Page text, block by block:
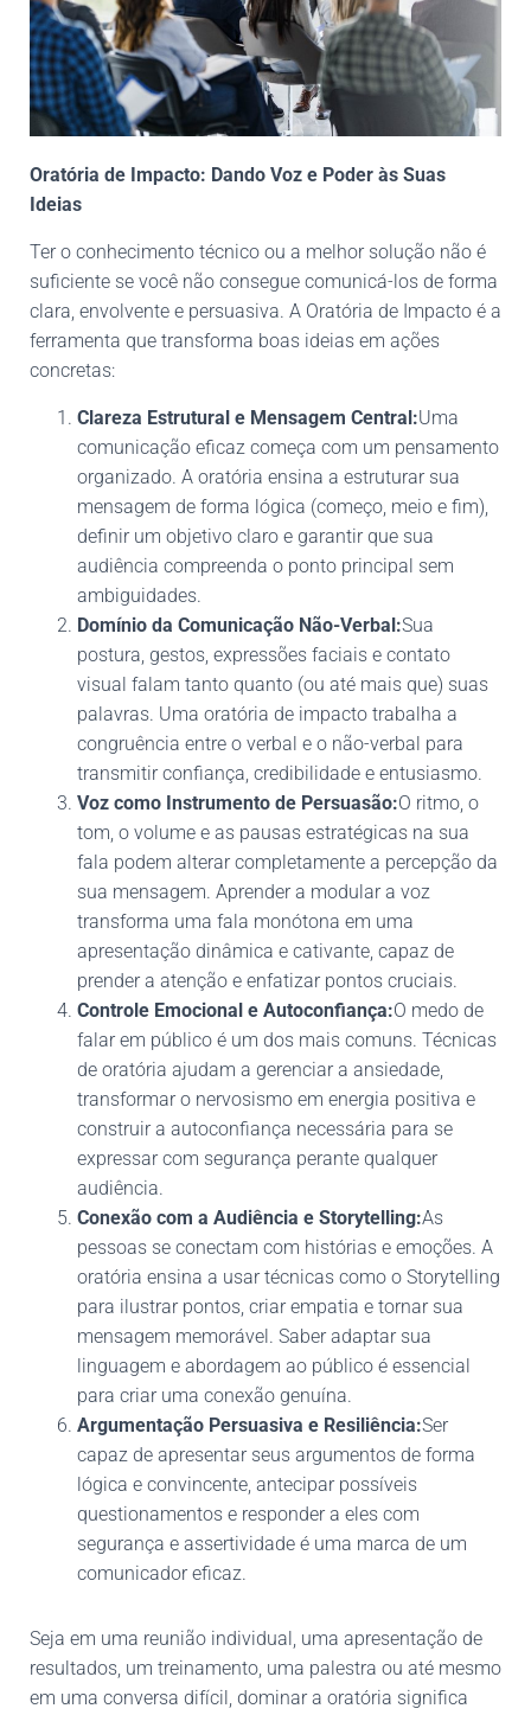
Oratória de Impacto: Dando Voz e Poder às Suas
Ideias
Ter o conhecimento técnico ou a melhor solução não é
suficiente se você não consegue comunicá-los de forma
clara, envolvente e persuasiva. A Oratória de Impacto é a
ferramenta que transforma boas ideias em ações
concretas:
Clareza Estrutural e Mensagem Central:Uma
comunicação eficaz começa com um pensamento
organizado. A oratória ensina a estruturar sua
mensagem de forma lógica (começo, meio e fim),
definir um objetivo claro e garantir que sua
audiência compreenda o ponto principal sem
ambiguidades.
Domínio da Comunicação Não-Verbal:Sua
postura, gestos, expressões faciais e contato
visual falam tanto quanto (ou até mais que) suas
palavras. Uma oratória de impacto trabalha a
congruência entre o verbal e o não-verbal para
transmitir confiança, credibilidade e entusiasmo.
Voz como Instrumento de Persuasão:O ritmo, o
tom, o volume e as pausas estratégicas na sua
fala podem alterar completamente a percepção da
sua mensagem. Aprender a modular a voz
transforma uma fala monótona em uma
apresentação dinâmica e cativante, capaz de
prender a atenção e enfatizar pontos cruciais.
Controle Emocional e Autoconfiança:O medo de
falar em público é um dos mais comuns. Técnicas
de oratória ajudam a gerenciar a ansiedade,
transformar o nervosismo em energia positiva e
construir a autoconfiança necessária para se
expressar com segurança perante qualquer
audiência.
Conexão com a Audiência e Storytelling:As
pessoas se conectam com histórias e emoções. A
oratória ensina a usar técnicas como o Storytelling
para ilustrar pontos, criar empatia e tornar sua
mensagem memorável. Saber adaptar sua
linguagem e abordagem ao público é essencial
para criar uma conexão genuína.
Argumentação Persuasiva e Resiliência:Ser
capaz de apresentar seus argumentos de forma
lógica e convincente, antecipar possíveis
questionamentos e responder a eles com
segurança e assertividade é uma marca de um
comunicador eficaz.
Seja em uma reunião individual, uma apresentação de
resultados, um treinamento, uma palestra ou até mesmo
em uma conversa difícil, dominar a oratória significa